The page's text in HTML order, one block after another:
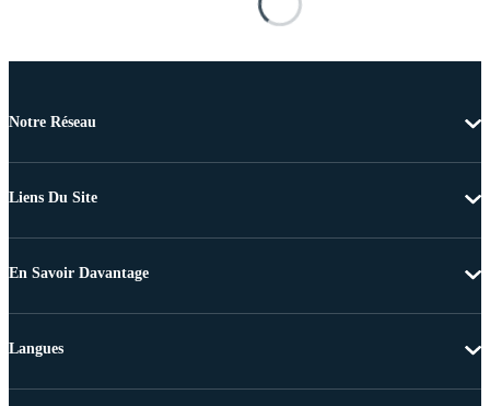
Notre Réseau
Liens Du Site
En Savoir Davantage
Langues